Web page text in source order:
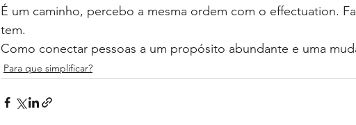
É um caminho, percebo a mesma ordem com o effectuation.
tem.
Como conectar pessoas a um propósito abundante e uma
Para que simplificar?